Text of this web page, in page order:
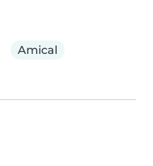
Amical